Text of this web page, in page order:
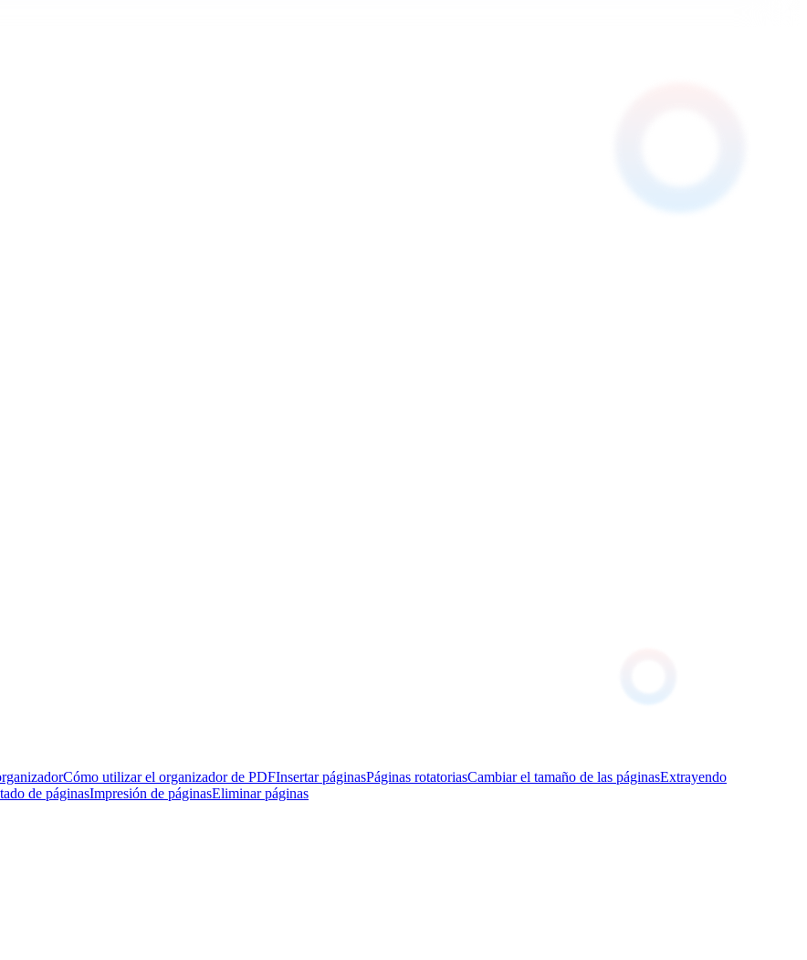
Cómo utilizar el organizador de PDFInsertar páginasPáginas rotatoriasCambiar el tamaño de las páginasExtrayendo
de páginasImpresión de páginasEliminar páginas